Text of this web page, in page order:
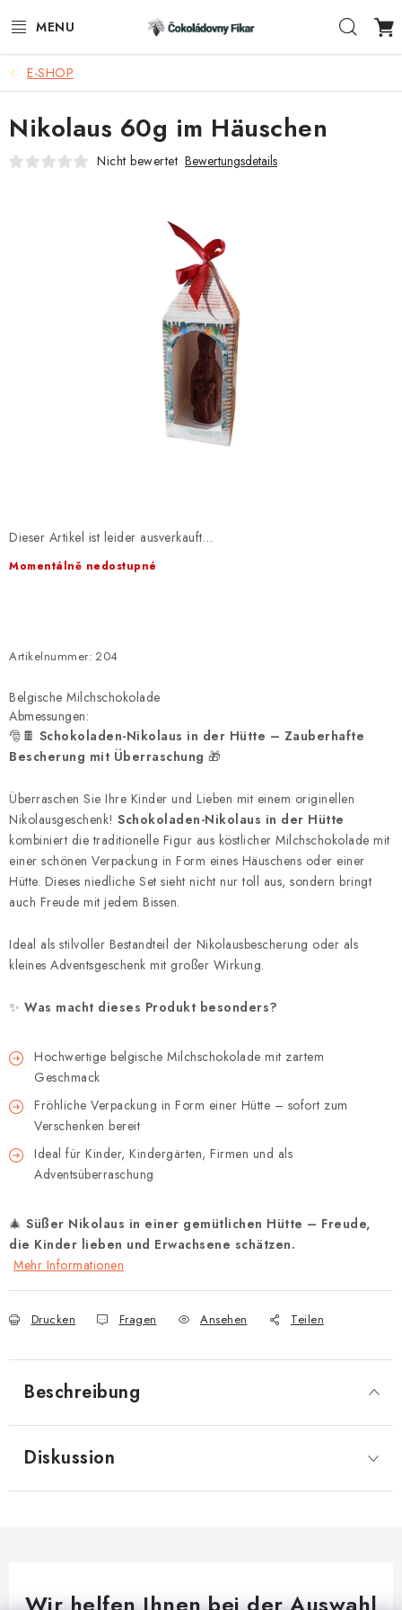
Inhalt
E-SHOP
WERBEARTIKEL
INFORMACE
E-SHOP
Dieser Artikel ist leider ausverkauft…
Momentálně nedostupné
Artikelnummer: 204
Belgische Milchschokolade
Abmessungen:
🎅🍫 Schokoladen-Nikolaus in der Hütte – Zauberhafte
Bescherung mit Überraschung 🎁
Überraschen Sie Ihre Kinder und Lieben mit einem originellen
Nikolausgeschenk! Schokoladen-Nikolaus in der Hütte
kombiniert die traditionelle Figur aus köstlicher Milchschokolade mit
einer schönen Verpackung in Form eines Häuschens oder einer
Hütte. Dieses niedliche Set sieht nicht nur toll aus, sondern bringt
auch Freude mit jedem Bissen.
Ideal als stilvoller Bestandteil der Nikolausbescherung oder als
kleines Adventsgeschenk mit großer Wirkung.
✨ Was macht dieses Produkt besonders?
Hochwertige belgische Milchschokolade mit zartem
Geschmack
Fröhliche Verpackung in Form einer Hütte – sofort zum
Verschenken bereit
Ideal für Kinder, Kindergärten, Firmen und als
Adventsüberraschung
🎄 Süßer Nikolaus in einer gemütlichen Hütte – Freude,
die Kinder lieben und Erwachsene schätzen.
Mehr Informationen
Drucken Fragen Ansehen Teilen
Nikolaus 60g im Häuschen
Nicht bewertet Bewertungsdetails
Beschreibung
Diskussion